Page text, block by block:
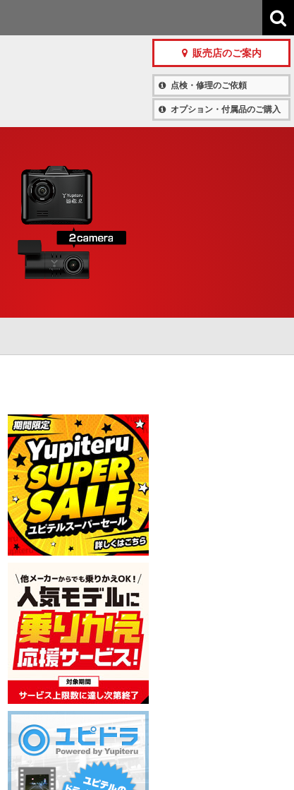
販売店のご案内
点検・修理のご依頼
オプション・付属品のご購入